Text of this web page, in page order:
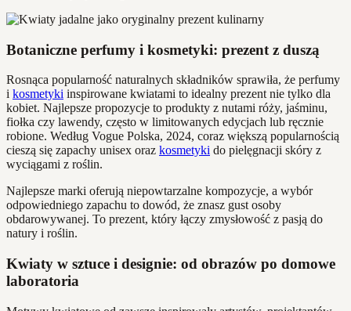
Botaniczne perfumy i kosmetyki: prezent z duszą
Rosnąca popularność naturalnych składników sprawiła, że perfumy
i kosmetyki inspirowane kwiatami to idealny prezent nie tylko dla
kobiet. Najlepsze propozycje to produkty z nutami róży, jaśminu,
fiołka czy lawendy, często w limitowanych edycjach lub ręcznie
robione. Według Vogue Polska, 2024, coraz większą popularnością
cieszą się zapachy unisex oraz kosmetyki do pielęgnacji skóry z
wyciągami z roślin.
Najlepsze marki oferują niepowtarzalne kompozycje, a wybór
odpowiedniego zapachu to dowód, że znasz gust osoby
obdarowywanej. To prezent, który łączy zmysłowość z pasją do
natury i roślin.
Kwiaty w sztuce i designie: od obrazów po domowe
laboratoria